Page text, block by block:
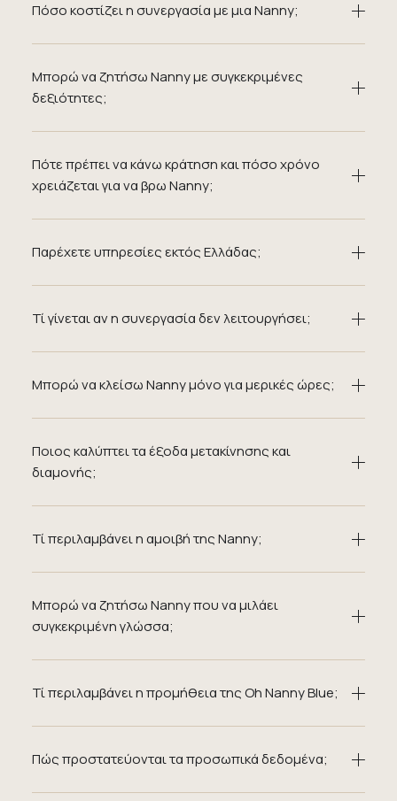
Πόσο κοστίζει η συνεργασία με μια Nanny;
Μπορώ να ζητήσω Nanny με συγκεκριμένες
δεξιότητες;
Πότε πρέπει να κάνω κράτηση και πόσο χρόνο
χρειάζεται για να βρω Nanny;
Παρέχετε υπηρεσίες εκτός Ελλάδας;
Τί γίνεται αν η συνεργασία δεν λειτουργήσει;
Μπορώ να κλείσω Nanny μόνο για μερικές ώρες;
Ποιος καλύπτει τα έξοδα μετακίνησης και
διαμονής;
Τί περιλαμβάνει η αμοιβή της Nanny;
Μπορώ να ζητήσω Nanny που να μιλάει
συγκεκριμένη γλώσσα;
Τί περιλαμβάνει η προμήθεια της Oh Nanny Blue;
Πώς προστατεύονται τα προσωπικά δεδομένα;